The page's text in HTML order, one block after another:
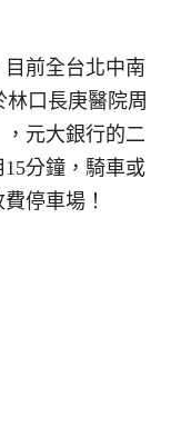
目前全台北中南
林口長庚醫院周
，元大銀行的二
分鐘，騎車或
停車場！